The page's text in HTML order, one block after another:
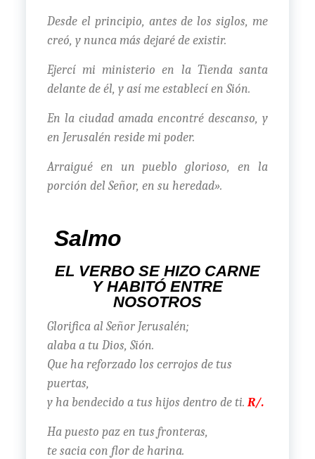
Desde el principio, antes de los siglos, me
creó, y nunca más dejaré de existir.
Ejercí mi ministerio en la Tienda santa
delante de él, y así me establecí en Sión.
En la ciudad amada encontré descanso, y
en Jerusalén reside mi poder.
Arraigué en un pueblo glorioso, en la
porción del Señor, en su heredad».
Salmo
EL VERBO SE HIZO CARNE
Y HABITÓ ENTRE
NOSOTROS
Glorifica al Señor Jerusalén;
alaba a tu Dios, Sión.
Que ha reforzado los cerrojos de tus
puertas,
y ha bendecido a tus hijos dentro de ti. R/.
Ha puesto paz en tus fronteras,
te sacia con flor de harina.